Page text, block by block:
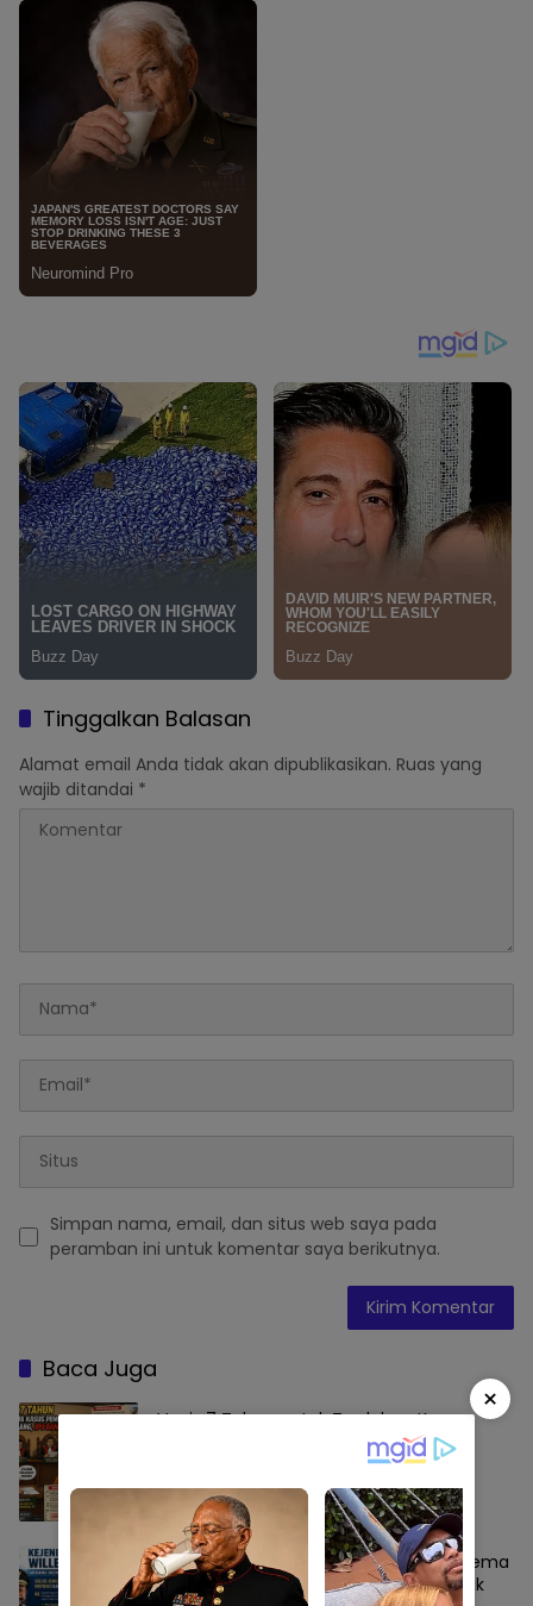
Tinggalkan Balasan
Alamat email Anda tidak akan dipublikasikan. Ruas yang
wajib ditandai *
Simpan nama, email, dan situs web saya pada
peramban ini untuk komentar saya berikutnya.
Baca Juga
Vonis 7 Tahun untuk Terdakwa Kasus
Tewasnya Warga Baraka, JPU Banding
Enrekang Juli 10, 2026
Kejeniusan Willem Wandik Meramu Skema
MBG di Papua Pegunungan Dinilai Layak
×